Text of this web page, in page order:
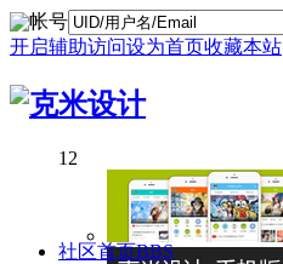
帐号
开启辅助访问设为首页收藏本站
1 2
社区首页BBS